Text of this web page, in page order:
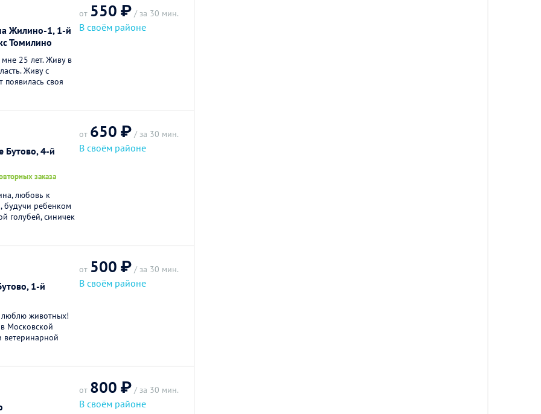
Жилино-1, 1-й
Томилино
25 лет. Живу в
Живу с
появилась своя
от 550 ₽ / за 30 мин.
В своём районе
Бутово, 4-й
заказа
любовь к
будучи ребенком
голубей, синичек
от 650 ₽ / за 30 мин.
В своём районе
1-й
люблю животных!
Московской
ветеринарной
от 500 ₽ / за 30 мин.
В своём районе
от 800 ₽ / за 30 мин.
В своём районе